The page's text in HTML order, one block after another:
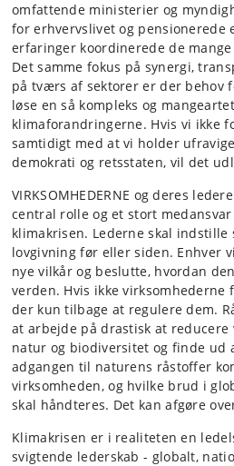
omfattende ministerier og
for erhvervslivet og pensionerede
erfaringer koordinerede de
Det samme fokus på synergi,
på tværs af sektorer er der behov
løse en så kompleks og
klimaforandringerne. Hvis vi ikke
samtidigt med at vi holder
demokrati og retsstaten, vil det
VIRKSOMHEDERNE og deres
central rolle og et stort
klimakrisen. Lederne skal indstille
lovgivning før eller siden. Enhver
nye vilkår og beslutte, hvordan
verden. Hvis ikke
der kun tilbage at regulere dem.
at arbejde på drastisk at reducere
natur og biodiversitet og finde ud
adgangen til naturens råstoffer
virksomheden, og hvilke brud i
skal håndteres. Det kan afgøre
Klimakrisen er i realiteten en
svigtende lederskab - globalt,